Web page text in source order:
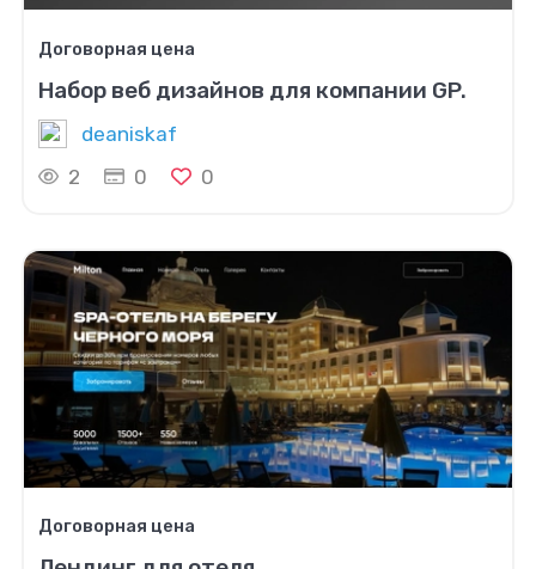
Договорная цена
Набор веб дизайнов для компании GP.
deaniskaf
2
0 0
Договорная цена